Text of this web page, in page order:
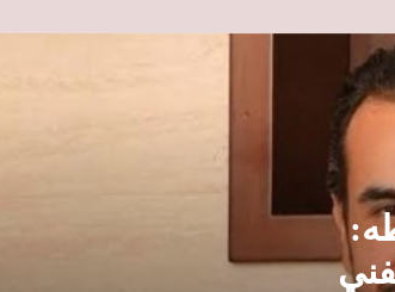
والونس.. وحاكم الشارقة صاحب فضل كبير
4 فنانين رحلوا بعد مشاركتهم في المسلسل